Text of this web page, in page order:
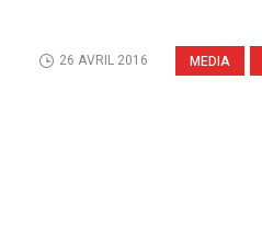
MEDIA
26 AVRIL 2016